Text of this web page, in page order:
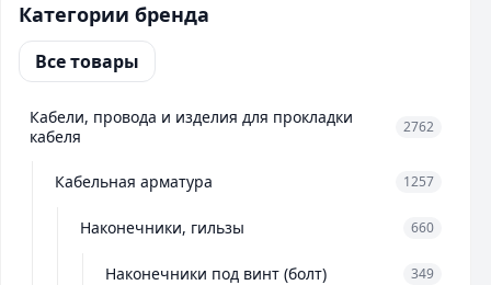
Категории бренда
Все товары
Кабели, провода и изделия для прокладки
кабеля
2762
Кабельная арматура 1257
Наконечники, гильзы 660
Наконечники под винт (болт) 349